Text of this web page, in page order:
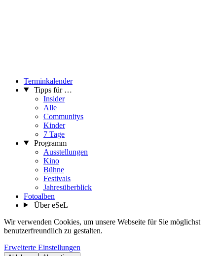
Terminkalender
Tipps für …
Insider
Alle
Communitys
Kinder
7 Tage
Programm
Ausstellungen
Kino
Bühne
Festivals
Jahresüberblick
Fotoalben
Über eSeL
Wir verwenden Cookies, um unsere Webseite für Sie möglichst
benutzerfreundlich zu gestalten.
Erweiterte Einstellungen